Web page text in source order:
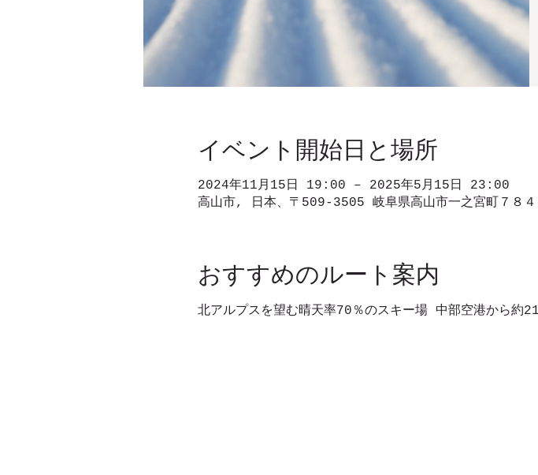
イベント開始日と場所
2024年11月15日 19:00 – 2025年5月15日 23:00
高山市, 日本、〒509-3505 岐阜県高山市一之宮町７８４
おすすめのルート案内
北アルプスを望む晴天率70％のスキー場 中部空港から約